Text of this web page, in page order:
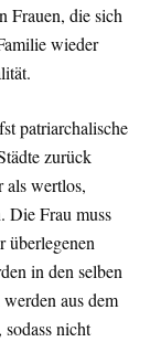
Frauen, die sich
wieder
patriarchalische
zurück
wertlos,
Die Frau muss
überlegenen
in den selben
aus dem
nicht